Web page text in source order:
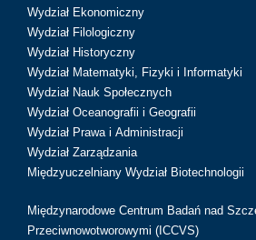
Wydział Ekonomiczny
Wydział Filologiczny
Wydział Historyczny
Wydział Matematyki, Fizyki i Informatyki
Wydział Nauk Społecznych
Wydział Oceanografii i Geografii
Wydział Prawa i Administracji
Wydział Zarządzania
Międzyuczelniany Wydział Biotechnologii
Międzynarodowe Centrum Badań nad
Przeciwnowotworowymi (ICCVS)